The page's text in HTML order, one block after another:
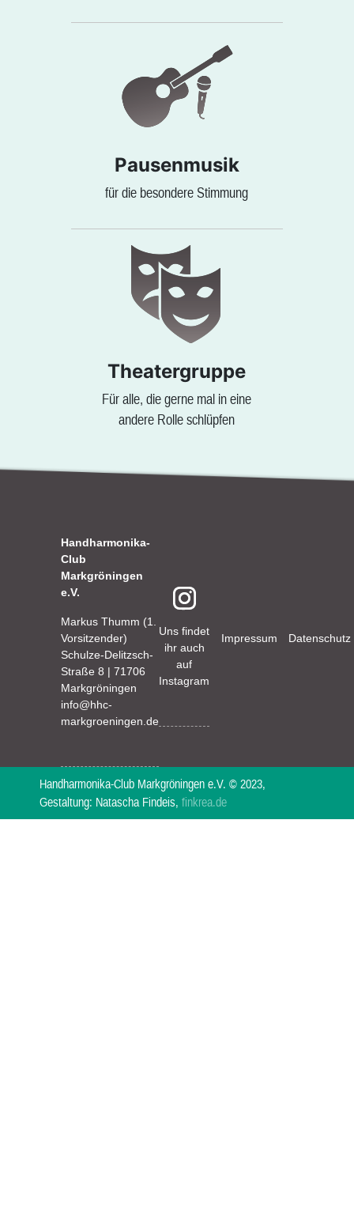
Pausenmusik
für die besondere Stimmung
Theatergruppe
Für alle, die gerne mal in eine
andere Rolle schlüpfen
Handharmonika-
Club
Markgröningen
e.V.
Markus Thumm (1.
Vorsitzender)
Schulze-Delitzsch-
Straße 8 | 71706
Markgröningen
info@hhc-
markgroeningen.de
Uns findet
ihr auch
auf
Instagram
Impressum Datenschutz
Handharmonika-Club Markgröningen e.V. © 2023,
Gestaltung: Natascha Findeis, finkrea.de